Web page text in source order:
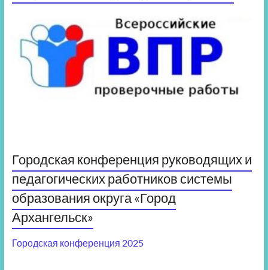
Городская конференция руководящих и
педагогических работников системы
образования округа «Город
Архангельск»
Городская конференция 2025